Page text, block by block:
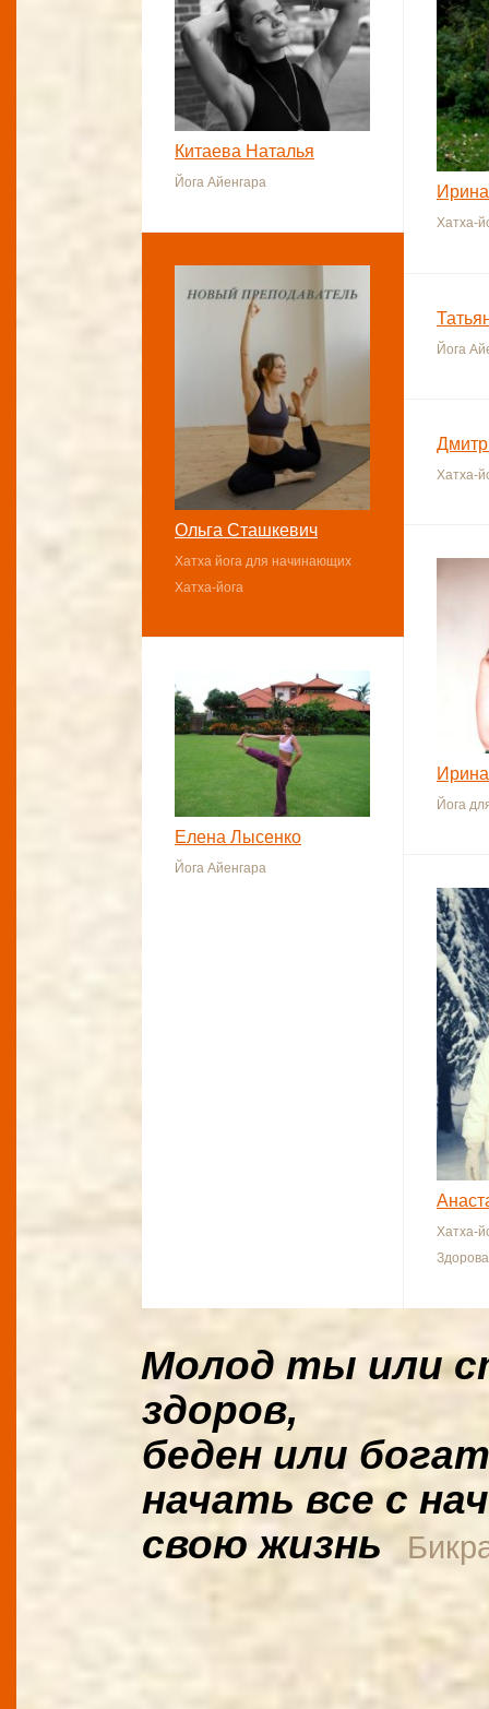
Хатха-
Китаева Наталья
Йога Айенгара
Ольга Сташкевич
Хатха йога для начинающих
Хатха-йога
Йога
Хатха-
Йога
Елена Лысенко
Йога Айенгара
Хатха-
Молод ты или
здоров,
беден или
начать все с
свою жизнь